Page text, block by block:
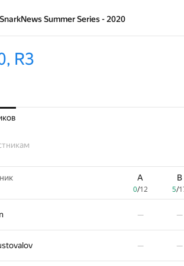
SnarkNews Summer Series - 2020
R3
A
0/12
B
5/
— —
— —
A
0/12
B
5/
— —
— —